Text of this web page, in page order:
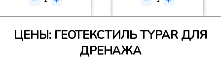
ЦЕНЫ: ГЕОТЕКСТИЛЬ TYPAR ДЛЯ
ДРЕНАЖА